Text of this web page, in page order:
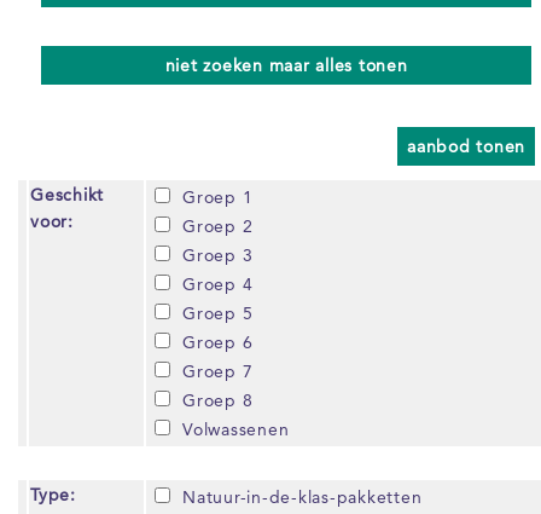
niet zoeken maar alles tonen
aanbod tonen
Geschikt
voor:
Groep 1
Groep 2
Groep 3
Groep 4
Groep 5
Groep 6
Groep 7
Groep 8
Volwassenen
Type:
Natuur-in-de-klas-pakketten